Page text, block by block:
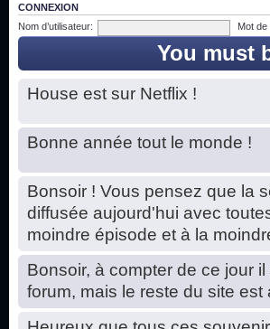
CONNEXION
Nom d’utilisateur:
Mot de
You must
House est sur Netflix !
Bonne année tout le monde !
Bonsoir ! Vous pensez que la
diffusée aujourd'hui avec
moindre épisode et à la
Bonsoir, à compter de ce jour
forum, mais le reste du site